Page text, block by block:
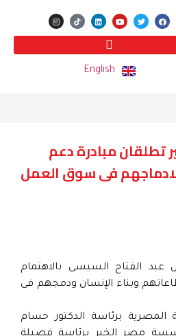
English
تطلقان مبادرة دعم
فى سوق العمل
عبد الفتاح السيسى بالاهتمام
وبناء الإنسان ودمجهم فى
المصرية برئاسة الدكتور حسام
مصر الخير برئاسة فصيلة